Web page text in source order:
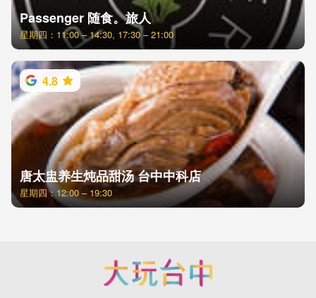
Passenger 随食。旅人
星期四：11:00 – 14:30, 17:30 – 21:00
4.8
唐太盅养生炖品甜汤 台中中科店
星期四：12:00 – 19:30